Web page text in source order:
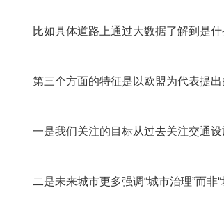
比如具体道路上通过大数据了解到是什
第三个方面的特征是以欧盟为代表提出
一是我们关注的目标从过去关注交通设
二是未来城市更多强调“城市治理”而非“